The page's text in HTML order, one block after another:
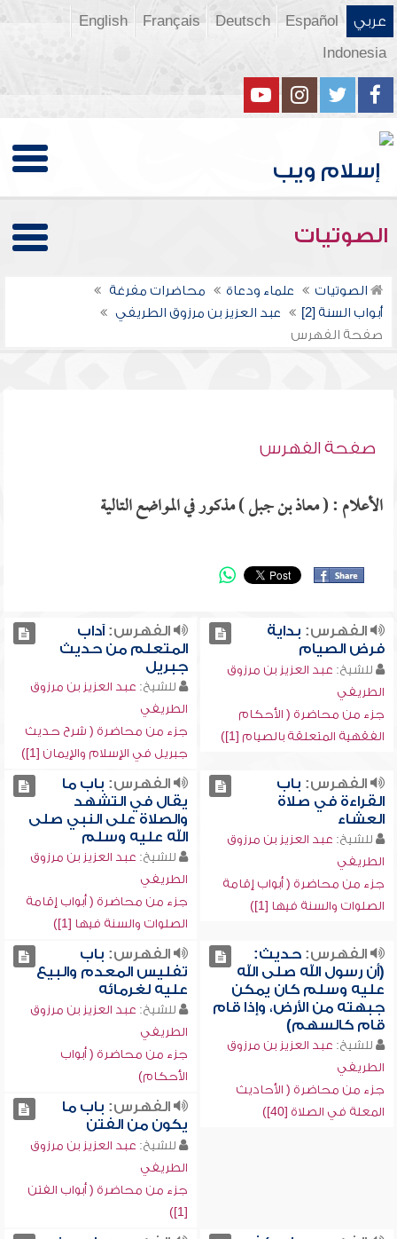
عربي Español
Deutsch
Français
English
Indonesia
الصوتيات
الصوتيات علماء ودعاة
محاضرات مفرغة
أبواب السنة [2]
عبد العزيز بن مرزوق الطريفي
صفحة الفهرس
صفحة الفهرس
الأعلام : ( معاذ بن جبل ) مذكور في المواضع التالية
الفهرس: بداية
فرض الصيام
للشيخ: عبد العزيز بن مرزوق
الطريفي
جزء من محاضرة ( الأحكام
الفقهية المتعلقة بالصيام [1])
الفهرس:آداب
المتعلم من حديث
جبريل
للشيخ: عبد العزيز بن مرزوق
الطريفي
جزء من محاضرة ( شرح حديث
جبريل في الإسلام والإيمان [1])
الفهرس: باب
القراءة في صلاة
العشاء
للشيخ: عبد العزيز بن مرزوق
الطريفي
جزء من محاضرة ( أبواب إقامة
الصلوات والسنة فيها [1])
الفهرس: باب ما
يقال في التشهد
والصلاة على النبي صلى
الله عليه وسلم
للشيخ: عبد العزيز بن مرزوق
الطريفي
جزء من محاضرة ( أبواب إقامة
الصلوات والسنة فيها [1])
الفهرس:حديث:
(أن رسول الله صلى الله
عليه وسلم كان يمكن
جبهته من الأرض، وإذا قام
قام كالسهم)
للشيخ: عبد العزيز بن مرزوق
الطريفي
جزء من محاضرة ( الأحاديث
المعلة في الصلاة [40])
الفهرس: باب
تفليس المعدم والبيع
عليه لغرمائه
للشيخ: عبد العزيز بن مرزوق
الطريفي
جزء من محاضرة ( أبواب
الأحكام)
الفهرس: باب ما
يكون من الفتن
للشيخ: عبد العزيز بن مرزوق
الطريفي
جزء من محاضرة ( أبواب الفتن
[1])